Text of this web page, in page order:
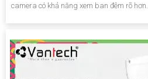
camera có khả năng xem ban đêm rõ hơn...